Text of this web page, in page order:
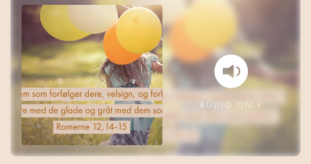
AUDIO ONLY